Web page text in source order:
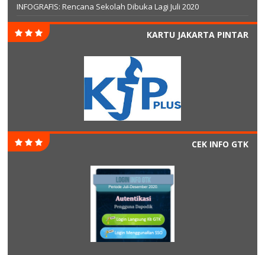
INFOGRAFIS: Rencana Sekolah Dibuka Lagi Juli 2020
KARTU JAKARTA PINTAR
CEK INFO GTK